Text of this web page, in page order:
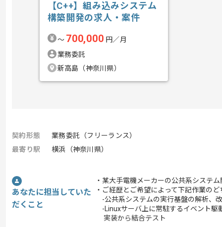
【C++】組み込みシステム
構築開発の求人・案件
〜 700,000 円／月
業務委託
新高島（神奈川県）
契約形態
業務委託（フリーランス）
最寄り駅
横浜（神奈川県）
あなたに担当していた
だくこと
・某大手電機メーカーの公共系システ
・ご経歴とご希望によって下記作業の
-公共系システムの実行基盤の解析、
-Linuxサーバ上に常駐するイベント駆
実装から結合テスト